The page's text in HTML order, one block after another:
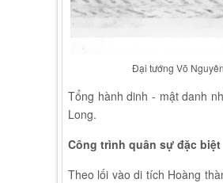
Đại tướng Võ
Tổng hành dinh - mật danh
Long.
Công trình quân sự đặc biệt
Theo lối vào di tích Hoàng